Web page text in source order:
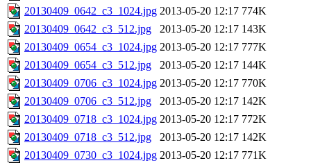
20130409_0642_c3_1024.jpg 2013-05-20 12:17 774K
20130409_0642_c3_512.jpg
2013-05-20 12:17 143K
20130409_0654_c3_1024.jpg 2013-05-20 12:17 777K
20130409_0654_c3_512.jpg
2013-05-20 12:17 144K
20130409_0706_c3_1024.jpg 2013-05-20 12:17 770K
20130409_0706_c3_512.jpg
2013-05-20 12:17 142K
20130409_0718_c3_1024.jpg 2013-05-20 12:17 772K
20130409_0718_c3_512.jpg
2013-05-20 12:17 142K
20130409_0730_c3_1024.jpg 2013-05-20 12:17 771K